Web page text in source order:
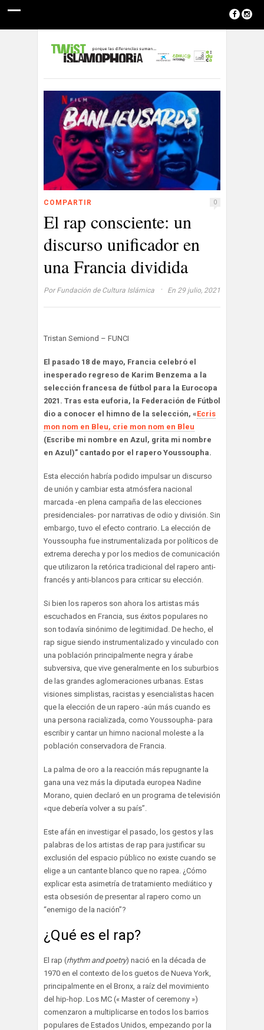
COMPARTIR 0
El rap consciente: un
discurso unificador en
una Francia dividida
Por Fundación de Cultura Islámica · En 29 julio, 2021
Tristan Semiond – FUNCI
El pasado 18 de mayo, Francia celebró el
inesperado regreso de Karim Benzema a la
selección francesa de fútbol para la Eurocopa
2021. Tras esta euforia, la Federación de Fútbol
dio a conocer el himno de la selección, «Ecris
mon nom en Bleu, crie mon nom en Bleu
(Escribe mi nombre en Azul, grita mi nombre
en Azul)” cantado por el rapero Youssoupha.
Esta elección habría podido impulsar un discurso
de unión y cambiar esta atmósfera nacional
marcada -en plena campaña de las elecciones
presidenciales- por narrativas de odio y división. Sin
embargo, tuvo el efecto contrario. La elección de
Youssoupha fue instrumentalizada por políticos de
extrema derecha y por los medios de comunicación
que utilizaron la retórica tradicional del rapero anti-
francés y anti-blancos para criticar su elección.
Si bien los raperos son ahora los artistas más
escuchados en Francia, sus éxitos populares no
son todavía sinónimo de legitimidad. De hecho, el
rap sigue siendo instrumentalizado y vinculado con
una población principalmente negra y árabe
subversiva, que vive generalmente en los suburbios
de las grandes aglomeraciones urbanas. Estas
visiones simplistas, racistas y esencialistas hacen
que la elección de un rapero -aún más cuando es
una persona racializada, como Youssoupha- para
escribir y cantar un himno nacional moleste a la
población conservadora de Francia.
La palma de oro a la reacción más repugnante la
gana una vez más la diputada europea Nadine
Morano, quien declaró en un programa de televisión
«que debería volver a su país”.
Este afán en investigar el pasado, los gestos y las
palabras de los artistas de rap para justificar su
exclusión del espacio público no existe cuando se
elige a un cantante blanco que no rapea. ¿Cómo
explicar esta asimetría de tratamiento mediático y
esta obsesión de presentar al rapero como un
“enemigo de la nación”?
¿Qué es el rap?
El rap (rhythm and poetry) nació en la década de
1970 en el contexto de los guetos de Nueva York,
principalmente en el Bronx, a raíz del movimiento
del hip-hop. Los MC (« Master of ceremony »)
comenzaron a multiplicarse en todos los barrios
populares de Estados Unidos, empezando por la